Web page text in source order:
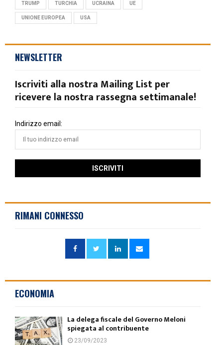
TRUMP TURCHIA UCRAINA UE
UNIONE EUROPEA USA
NEWSLETTER
Iscriviti alla nostra Mailing List per
ricevere la nostra rassegna settimanale!
Indirizzo email:
RIMANI CONNESSO
ECONOMIA
La delega fiscale del Governo Meloni
spiegata al contribuente
23/09/2023